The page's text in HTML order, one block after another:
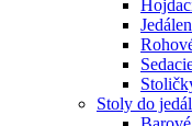
Stoly do